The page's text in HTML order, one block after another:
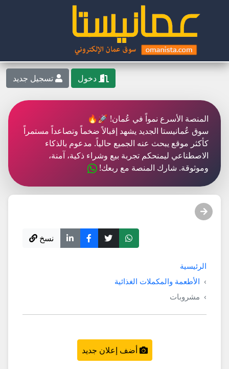
دخول تسجيل جديد
المنصة الأسرع نمواً في عُمان! 🚀🔥
سوق عُمانيستا الجديد يشهد إقبالاً ضخماً وتصاعداً مستمراً
كأكثر موقع يبحث عنه الجميع حالياً. مدعوم بالذكاء
الاصطناعي ليمنحكم تجربة بيع وشراء ذكية، آمنة،
وموثوقة. شارك المنصة مع ربعك!
نسخ
الرئيسية
الأطعمة والمكملات الغذائية
مشروبات
أضف إعلان جديد